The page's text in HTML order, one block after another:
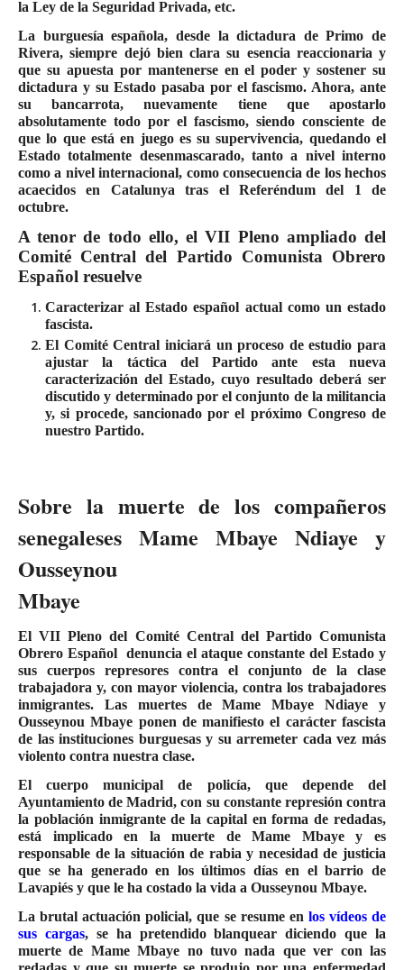
la Ley de la Seguridad Privada, etc.
La burguesía española, desde la dictadura de Primo de
Rivera, siempre dejó bien clara su esencia reaccionaria y
que su apuesta por mantenerse en el poder y sostener su
dictadura y su Estado pasaba por el fascismo. Ahora, ante
su bancarrota, nuevamente tiene que apostarlo
absolutamente todo por el fascismo, siendo consciente de
que lo que está en juego es su supervivencia, quedando el
Estado totalmente desenmascarado, tanto a nivel interno
como a nivel internacional, como consecuencia de los hechos
acaecidos en Catalunya tras el Referéndum del 1 de
octubre.
A tenor de todo ello, el VII Pleno ampliado del
Comité Central del Partido Comunista Obrero
Español resuelve
Caracterizar al Estado español actual como un estado
fascista.
El Comité Central iniciará un proceso de estudio para
ajustar la táctica del Partido ante esta nueva
caracterización del Estado, cuyo resultado deberá ser
discutido y determinado por el conjunto de la militancia
y, si procede, sancionado por el próximo Congreso de
nuestro Partido.
Sobre la muerte de los compañeros
senegaleses Mame Mbaye Ndiaye y
Ousseynou
Mbaye
El VII Pleno del Comité Central del Partido Comunista
Obrero Español denuncia el ataque constante del Estado y
sus cuerpos represores contra el conjunto de la clase
trabajadora y, con mayor violencia, contra los trabajadores
inmigrantes. Las muertes de Mame Mbaye Ndiaye y
Ousseynou Mbaye ponen de manifiesto el carácter fascista
de las instituciones burguesas y su arremeter cada vez más
violento contra nuestra clase.
El cuerpo municipal de policía, que depende del
Ayuntamiento de Madrid, con su constante represión contra
la población inmigrante de la capital en forma de redadas,
está implicado en la muerte de Mame Mbaye y es
responsable de la situación de rabia y necesidad de justicia
que se ha generado en los últimos días en el barrio de
Lavapiés y que le ha costado la vida a Ousseynou Mbaye.
La brutal actuación policial, que se resume en los vídeos de
sus cargas, se ha pretendido blanquear diciendo que la
muerte de Mame Mbaye no tuvo nada que ver con las